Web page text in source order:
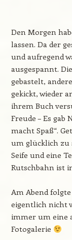
Den Morgen
lassen. Da der
und aufregend
ausgespannt.
gebastelt,
gekickt, wieder
ihrem Buch
Freude – Es gab
macht Spaß“.
um glücklich zu
Seife und eine
Rutschbahn ist
Am Abend
eigentlich nicht
immer um eine
Fotogalerie